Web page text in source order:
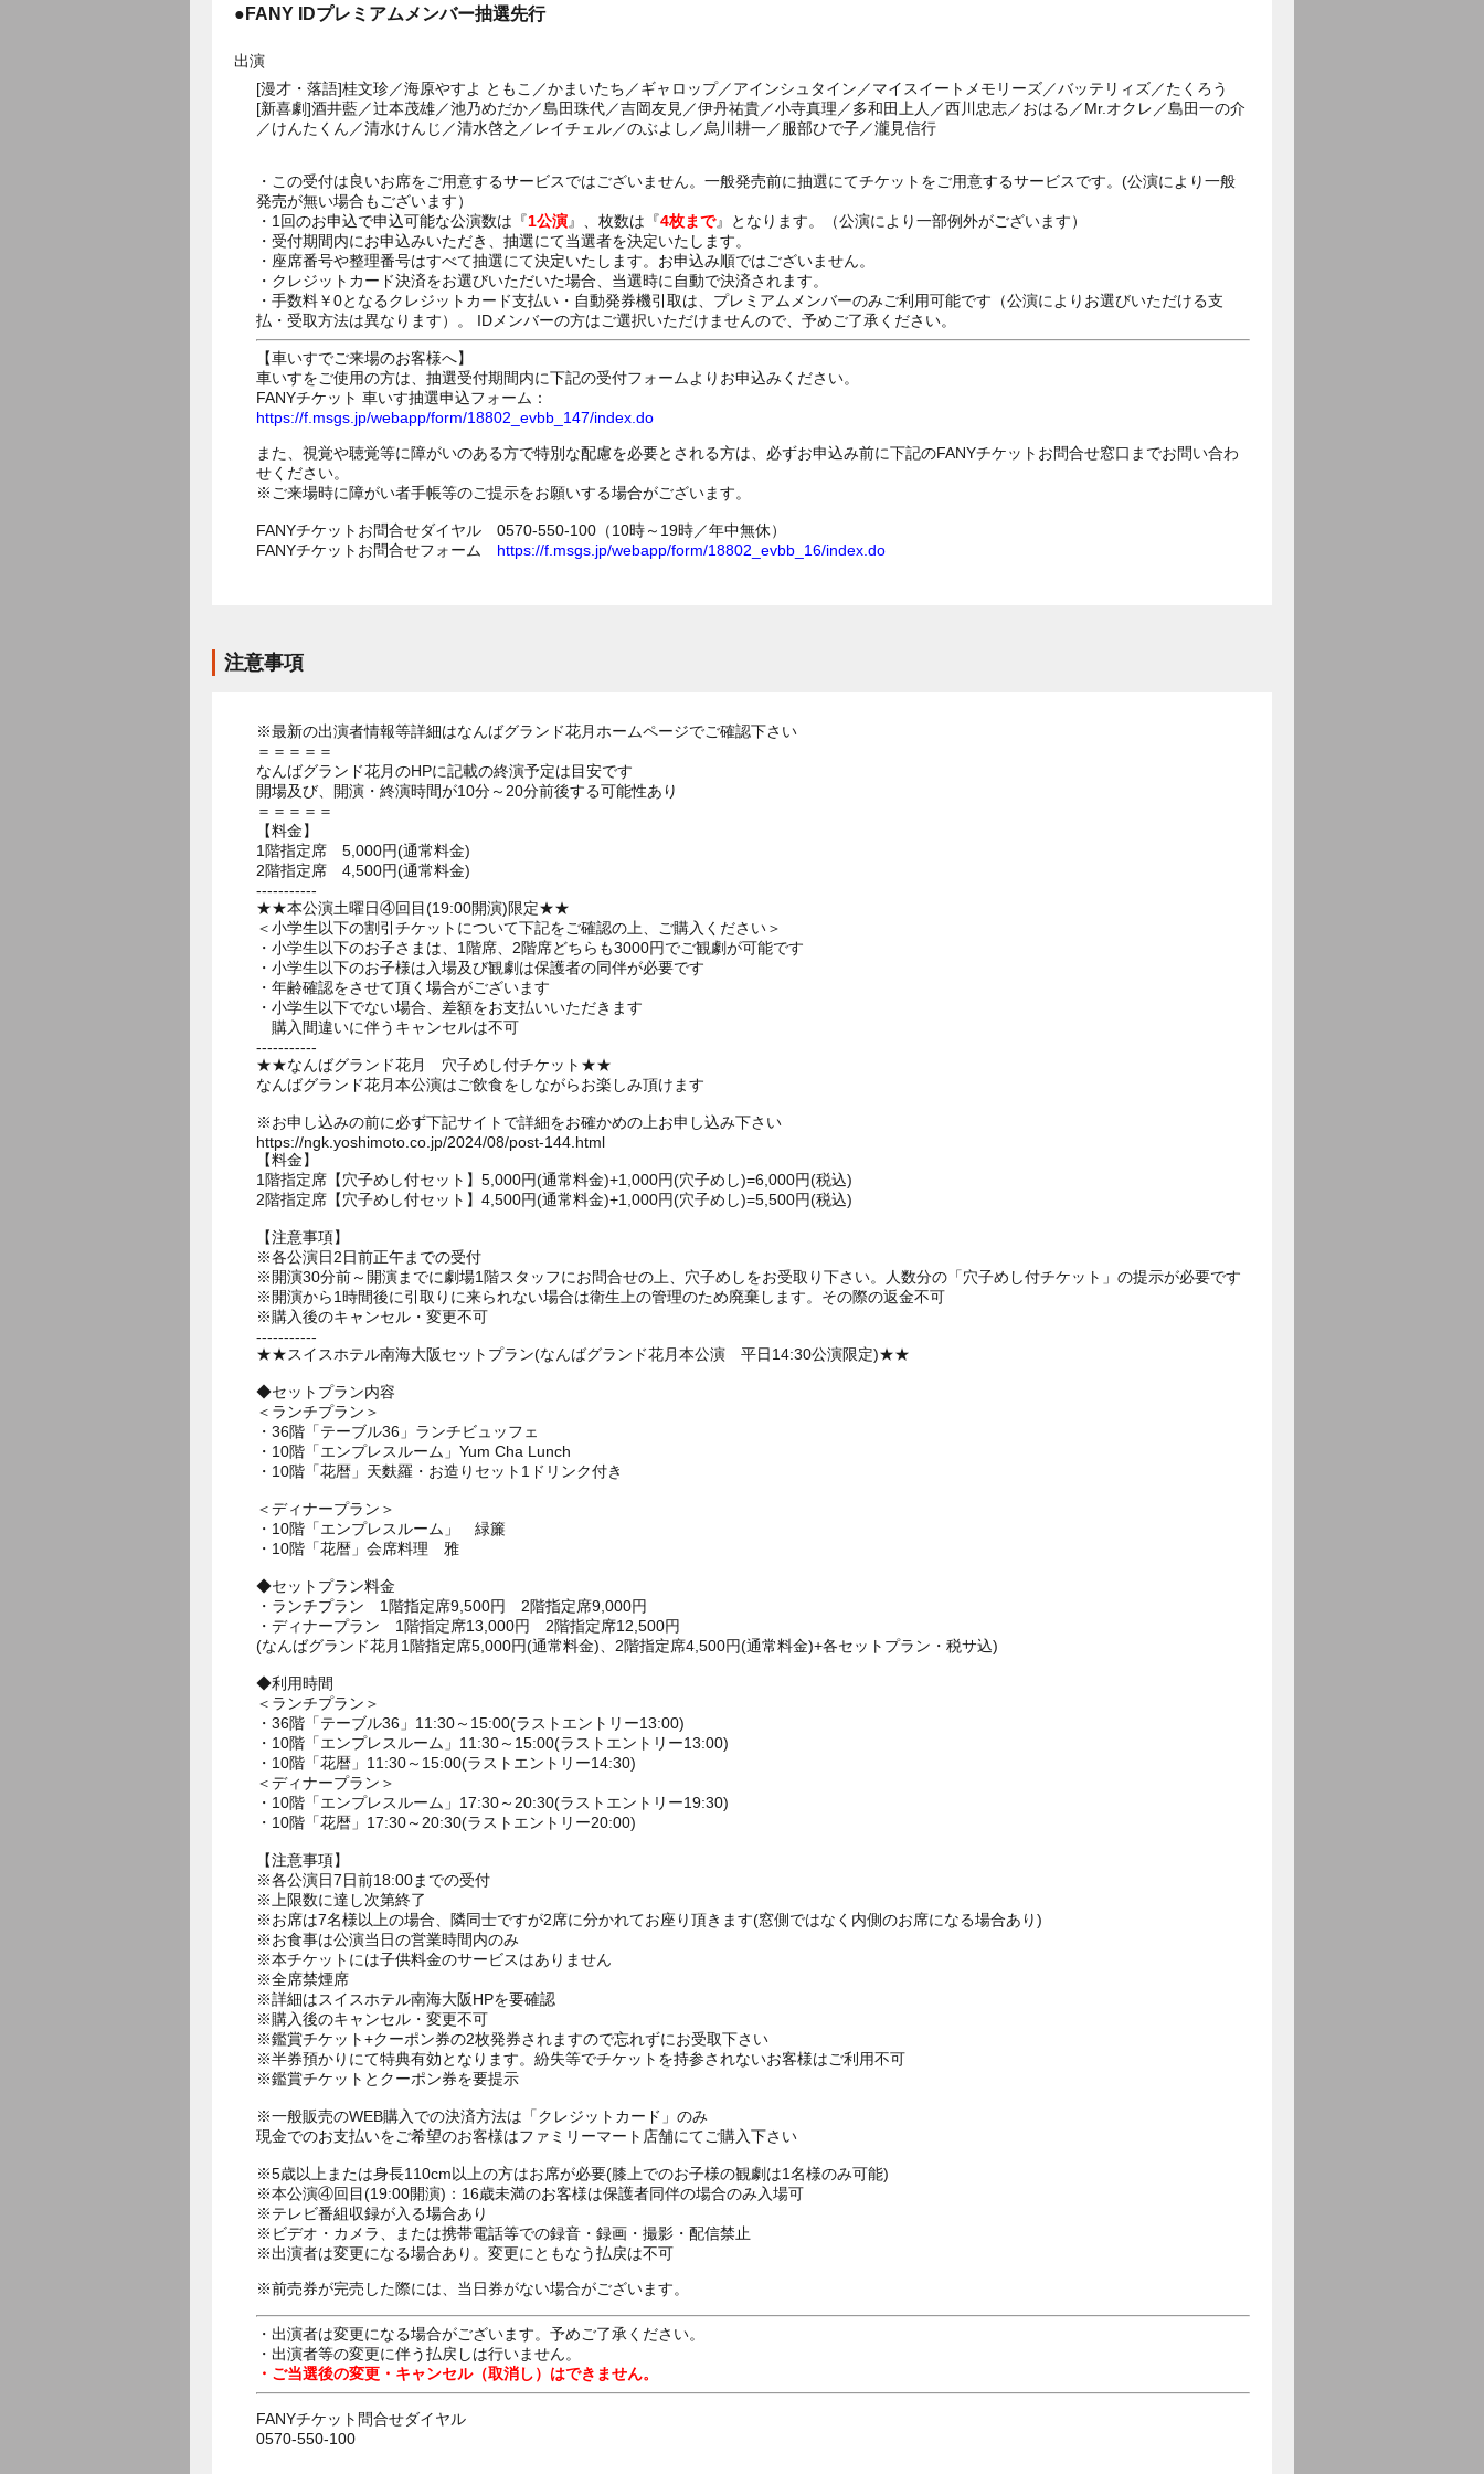
●FANY IDプレミアムメンバー抽選先行
出演
[漫才・落語]桂文珍／海原やすよ ともこ／かまいたち／ギャロップ／アインシュタイン／マイスイートメモリーズ／バッテリィズ／たくろう
[新喜劇]酒井藍／辻本茂雄／池乃めだか／島田珠代／吉岡友見／伊丹祐貴／小寺真理／多和田上人／西川忠志／おはる／Mr.オクレ／島田一の介
／けんたくん／清水けんじ／清水啓之／レイチェル／のぶよし／烏川耕一／服部ひで子／瀧見信行
・この受付は良いお席をご用意するサービスではございません。一般発売前に抽選にてチケットをご用意するサービスです。(公演により一般
発売が無い場合もございます）
・1回のお申込で申込可能な公演数は『1公演』、枚数は『4枚まで』となります。（公演により一部例外がございます）
・受付期間内にお申込みいただき、抽選にて当選者を決定いたします。
・座席番号や整理番号はすべて抽選にて決定いたします。お申込み順ではございません。
・クレジットカード決済をお選びいただいた場合、当選時に自動で決済されます。
・手数料￥0となるクレジットカード支払い・自動発券機引取は、プレミアムメンバーのみご利用可能です（公演によりお選びいただける支
払・受取方法は異なります）。 IDメンバーの方はご選択いただけませんので、予めご了承ください。
【車いすでご来場のお客様へ】
車いすをご使用の方は、抽選受付期間内に下記の受付フォームよりお申込みください。
FANYチケット 車いす抽選申込フォーム：
https://f.msgs.jp/webapp/form/18802_evbb_147/index.do
また、視覚や聴覚等に障がいのある方で特別な配慮を必要とされる方は、必ずお申込み前に下記のFANYチケットお問合せ窓口までお問い合わ
せください。
※ご来場時に障がい者手帳等のご提示をお願いする場合がございます。
FANYチケットお問合せダイヤル 0570-550-100（10時～19時／年中無休）
FANYチケットお問合せフォーム https://f.msgs.jp/webapp/form/18802_evbb_16/index.do
注意事項
※最新の出演者情報等詳細はなんばグランド花月ホームページでご確認下さい
＝＝＝＝＝
なんばグランド花月のHPに記載の終演予定は目安です
開場及び、開演・終演時間が10分～20分前後する可能性あり
＝＝＝＝＝
【料金】
1階指定席 5,000円(通常料金)
2階指定席 4,500円(通常料金)
-----------
★★本公演土曜日④回目(19:00開演)限定★★
＜小学生以下の割引チケットについて下記をご確認の上、ご購入ください＞
・小学生以下のお子さまは、1階席、2階席どちらも3000円でご観劇が可能です
・小学生以下のお子様は入場及び観劇は保護者の同伴が必要です
・年齢確認をさせて頂く場合がございます
・小学生以下でない場合、差額をお支払いいただきます
購入間違いに伴うキャンセルは不可
-----------
★★なんばグランド花月 穴子めし付チケット★★
なんばグランド花月本公演はご飲食をしながらお楽しみ頂けます
※お申し込みの前に必ず下記サイトで詳細をお確かめの上お申し込み下さい
https://ngk.yoshimoto.co.jp/2024/08/post-144.html
【料金】
1階指定席【穴子めし付セット】5,000円(通常料金)+1,000円(穴子めし)=6,000円(税込)
2階指定席【穴子めし付セット】4,500円(通常料金)+1,000円(穴子めし)=5,500円(税込)
【注意事項】
※各公演日2日前正午までの受付
※開演30分前～開演までに劇場1階スタッフにお問合せの上、穴子めしをお受取り下さい。人数分の「穴子めし付チケット」の提示が必要です
※開演から1時間後に引取りに来られない場合は衛生上の管理のため廃棄します。その際の返金不可
※購入後のキャンセル・変更不可
-----------
★★スイスホテル南海大阪セットプラン(なんばグランド花月本公演 平日14:30公演限定)★★
◆セットプラン内容
＜ランチプラン＞
・36階「テーブル36」ランチビュッフェ
・10階「エンプレスルーム」Yum Cha Lunch
・10階「花暦」天麩羅・お造りセット1ドリンク付き
＜ディナープラン＞
・10階「エンプレスルーム」 緑簾
・10階「花暦」会席料理 雅
◆セットプラン料金
・ランチプラン 1階指定席9,500円 2階指定席9,000円
・ディナープラン 1階指定席13,000円 2階指定席12,500円
(なんばグランド花月1階指定席5,000円(通常料金)、2階指定席4,500円(通常料金)+各セットプラン・税サ込)
◆利用時間
＜ランチプラン＞
・36階「テーブル36」11:30～15:00(ラストエントリー13:00)
・10階「エンプレスルーム」11:30～15:00(ラストエントリー13:00)
・10階「花暦」11:30～15:00(ラストエントリー14:30)
＜ディナープラン＞
・10階「エンプレスルーム」17:30～20:30(ラストエントリー19:30)
・10階「花暦」17:30～20:30(ラストエントリー20:00)
【注意事項】
※各公演日7日前18:00までの受付
※上限数に達し次第終了
※お席は7名様以上の場合、隣同士ですが2席に分かれてお座り頂きます(窓側ではなく内側のお席になる場合あり)
※お食事は公演当日の営業時間内のみ
※本チケットには子供料金のサービスはありません
※全席禁煙席
※詳細はスイスホテル南海大阪HPを要確認
※購入後のキャンセル・変更不可
※鑑賞チケット+クーポン券の2枚発券されますので忘れずにお受取下さい
※半券預かりにて特典有効となります。紛失等でチケットを持参されないお客様はご利用不可
※鑑賞チケットとクーポン券を要提示
※一般販売のWEB購入での決済方法は「クレジットカード」のみ
現金でのお支払いをご希望のお客様はファミリーマート店舗にてご購入下さい
※5歳以上または身長110cm以上の方はお席が必要(膝上でのお子様の観劇は1名様のみ可能)
※本公演④回目(19:00開演)：16歳未満のお客様は保護者同伴の場合のみ入場可
※テレビ番組収録が入る場合あり
※ビデオ・カメラ、または携帯電話等での録音・録画・撮影・配信禁止
※出演者は変更になる場合あり。変更にともなう払戻は不可
※前売券が完売した際には、当日券がない場合がございます。
・出演者は変更になる場合がございます。予めご了承ください。
・出演者等の変更に伴う払戻しは行いません。
・ご当選後の変更・キャンセル（取消し）はできません。
FANYチケット問合せダイヤル
0570-550-100